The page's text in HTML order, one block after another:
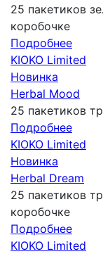
25 пакетиков
коробочке
Подробнее
KIOKO Limited
Новинка
Herbal Mood
25 пакетиков
Подробнее
KIOKO Limited
Новинка
Herbal Dream
25 пакетиков
коробочке
Подробнее
KIOKO Limited